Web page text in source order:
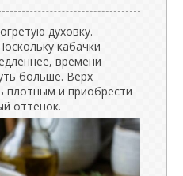
духовку.
кабачки
времени
больше. Верх
плотным и приобрести
оттенок.